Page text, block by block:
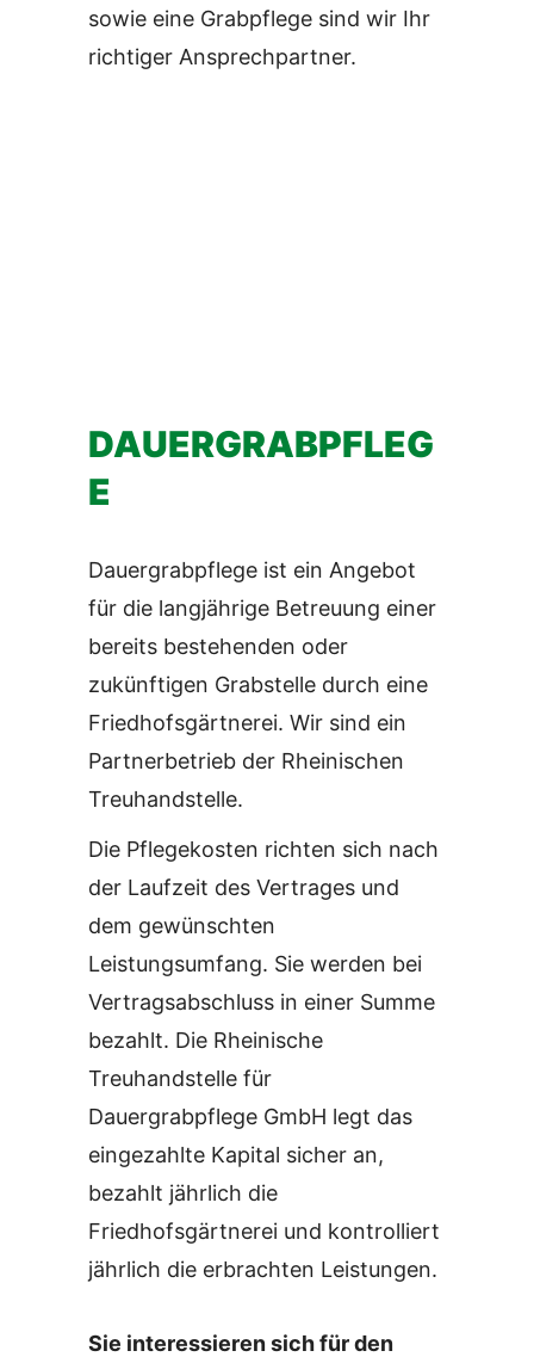
sowie eine Grabpflege sind wir Ihr
richtiger Ansprechpartner.
DAUERGRABPFLEG
E
Dauergrabpflege ist ein Angebot
für die langjährige Betreuung einer
bereits bestehenden oder
zukünftigen Grabstelle durch eine
Friedhofsgärtnerei. Wir sind ein
Partnerbetrieb der Rheinischen
Treuhandstelle.
Die Pflegekosten richten sich nach
der Laufzeit des Vertrages und
dem gewünschten
Leistungsumfang. Sie werden bei
Vertragsabschluss in einer Summe
bezahlt. Die Rheinische
Treuhandstelle für
Dauergrabpflege GmbH legt das
eingezahlte Kapital sicher an,
bezahlt jährlich die
Friedhofsgärtnerei und kontrolliert
jährlich die erbrachten Leistungen.
Sie interessieren sich für den